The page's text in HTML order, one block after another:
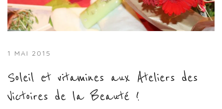
1 MAI 2015
Soleil et vitamines aux Ateliers des
Victoires de la Beauté !